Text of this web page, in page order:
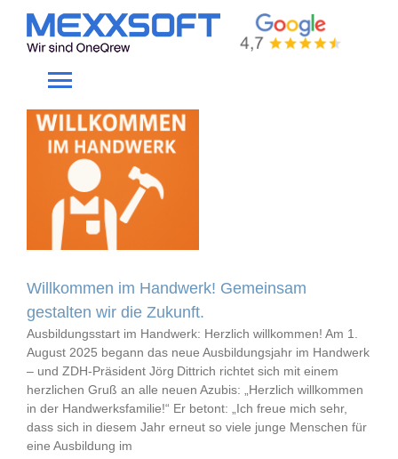
content
Toggle
Navigation
Home
Gewerke
Produkte
Unternehmen
Service
Ausbildung
Willkommen im Handwerk! Gemeinsam
gestalten wir die Zukunft.
Ausbildungsstart im Handwerk: Herzlich willkommen! Am 1.
August 2025 begann das neue Ausbildungsjahr im Handwerk
– und ZDH‑Präsident Jörg Dittrich richtet sich mit einem
herzlichen Gruß an alle neuen Azubis: „Herzlich willkommen
in der Handwerksfamilie!“ Er betont: „Ich freue mich sehr,
dass sich in diesem Jahr erneut so viele junge Menschen für
eine Ausbildung im